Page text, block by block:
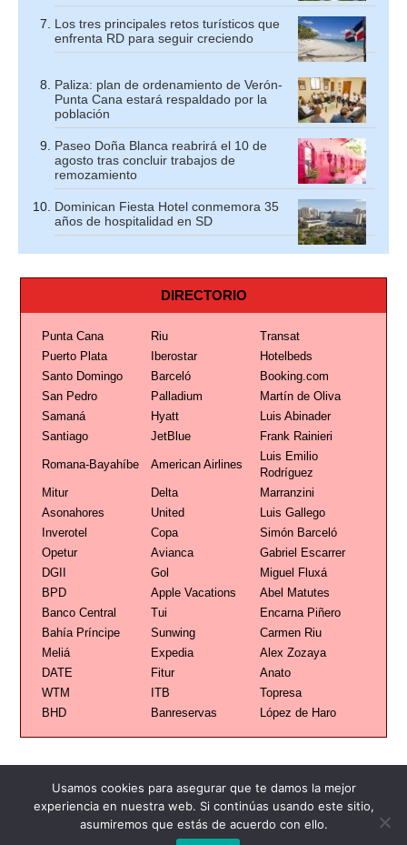
Los tres principales retos turísticos que
enfrenta RD para seguir creciendo
Paliza: plan de ordenamiento de Verón-
Punta Cana estará respaldado por la
población
Paseo Doña Blanca reabrirá el 10 de
agosto tras concluir trabajos de
remozamiento
Dominican Fiesta Hotel conmemora 35
años de hospitalidad en SD
DIRECTORIO
Punta Cana Riu
Transat
Puerto Plata
Iberostar
Hotelbeds
Santo Domingo
Barceló
Booking.com
San Pedro
Palladium
Martín de Oliva
Samaná
Hyatt
Luis Abinader
Santiago
JetBlue Frank Rainieri
Romana-Bayahíbe American Airlines
Luis Emilio
Rodríguez
Mitur
Delta
Marranzini
Asonahores
United
Luis Gallego
Inverotel
Copa
Simón Barceló
Opetur
Avianca
Gabriel Escarrer
DGII
Gol
Miguel Fluxá
BPD
Apple Vacations
Abel Matutes
Banco Central
Tui
Encarna Piñero
Bahía Príncipe
Sunwing
Carmen Riu
Meliá
Expedia
Alex Zozaya
DATE
Fitur
Anato
WTM
ITB
Topresa
BHD
Banreservas López de Haro
Usamos cookies para asegurar que te damos la mejor
experiencia en nuestra web. Si continúas usando este sitio,
asumiremos que estás de acuerdo con ello.
Publicidad Redacción Contacto